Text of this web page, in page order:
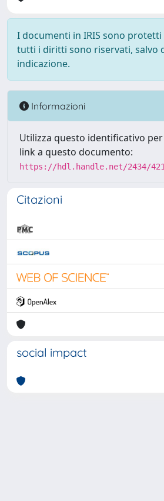
I documenti in IRIS sono
tutti i diritti sono riservati, salvo
indicazione.
Informazioni
Utilizza questo identificativo
link a questo documento:
https://hdl.handle.net/2434/
Citazioni
social impact